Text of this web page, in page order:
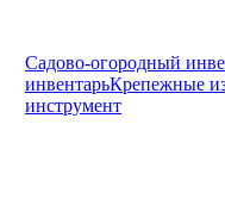
Садово-огородный
инвентарьКрепежные
инструмент